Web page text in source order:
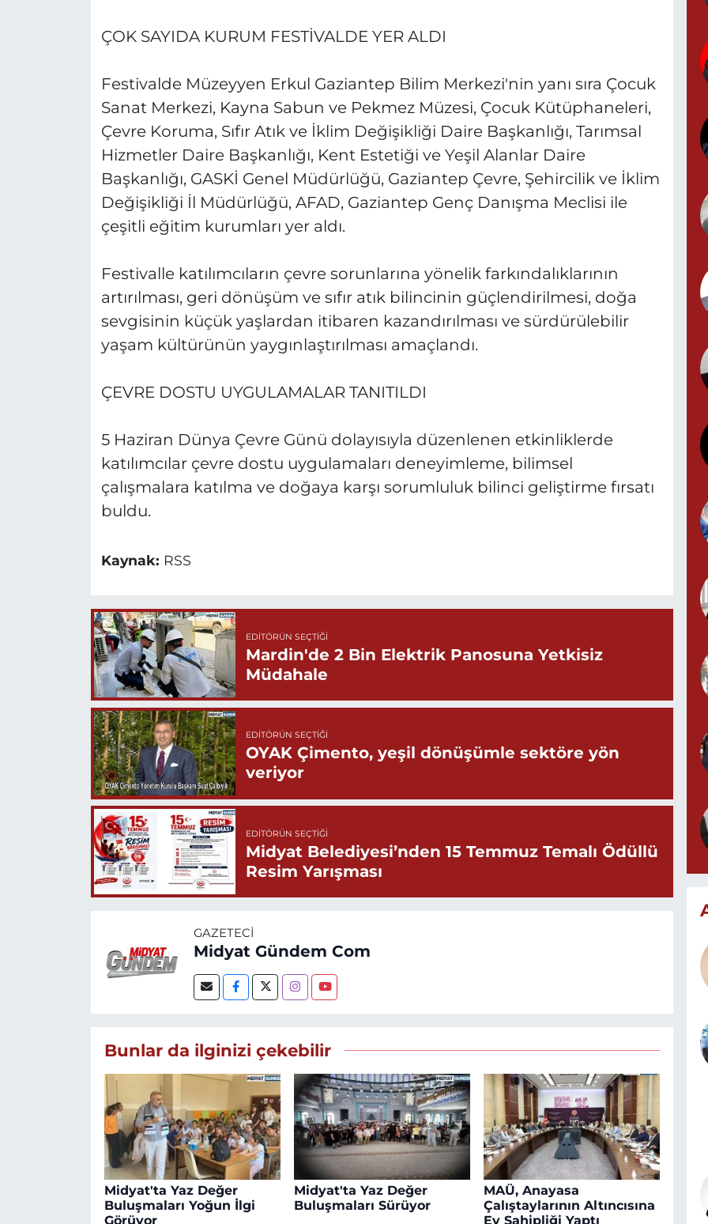
ÇOK SAYIDA KURUM FESTİVALDE YER ALDI
Festivalde Müzeyyen Erkul Gaziantep Bilim Merkezi'nin yanı sıra Çocuk
Sanat Merkezi, Kayna Sabun ve Pekmez Müzesi, Çocuk Kütüphaneleri,
Çevre Koruma, Sıfır Atık ve İklim Değişikliği Daire Başkanlığı, Tarımsal
Hizmetler Daire Başkanlığı, Kent Estetiği ve Yeşil Alanlar Daire
Başkanlığı, GASKİ Genel Müdürlüğü, Gaziantep Çevre, Şehircilik ve İklim
Değişikliği İl Müdürlüğü, AFAD, Gaziantep Genç Danışma Meclisi ile
çeşitli eğitim kurumları yer aldı.
Festivalle katılımcıların çevre sorunlarına yönelik farkındalıklarının
artırılması, geri dönüşüm ve sıfır atık bilincinin güçlendirilmesi, doğa
sevgisinin küçük yaşlardan itibaren kazandırılması ve sürdürülebilir
yaşam kültürünün yaygınlaştırılması amaçlandı.
ÇEVRE DOSTU UYGULAMALAR TANITILDI
5 Haziran Dünya Çevre Günü dolayısıyla düzenlenen etkinliklerde
katılımcılar çevre dostu uygulamaları deneyimleme, bilimsel
çalışmalara katılma ve doğaya karşı sorumluluk bilinci geliştirme fırsatı
buldu.
Kaynak: RSS
EDITÖRÜN SEÇTIĞI
Mardin'de 2 Bin Elektrik Panosuna Yetkisiz
Müdahale
EDITÖRÜN SEÇTIĞI
OYAK Çimento, yeşil dönüşümle sektöre yön
veriyor
EDITÖRÜN SEÇTIĞI
Midyat Belediyesi’nden 15 Temmuz Temalı Ödüllü
Resim Yarışması
GAZETECI
Midyat Gündem Com
Bunlar da ilginizi çekebilir
Midyat'ta Yaz Değer
Buluşmaları Yoğun İlgi
Görüyor
Midyat'ta Yaz Değer
Buluşmaları Sürüyor
MAÜ, Anayasa
Çalıştaylarının Altıncısına
Ev Sahipliği Yaptı